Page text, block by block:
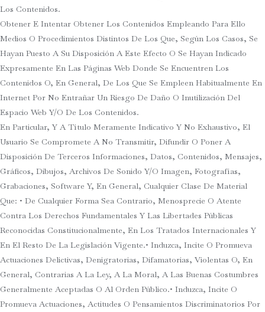
Los Contenidos.
Obtener E Intentar Obtener Los Contenidos Empleando Para Ello
Medios O Procedimientos Distintos De Los Que, Según Los Casos, Se
Hayan Puesto A Su Disposición A Este Efecto O Se Hayan Indicado
Expresamente En Las Páginas Web Donde Se Encuentren Los
Contenidos O, En General, De Los Que Se Empleen Habitualmente En
Internet Por No Entrañar Un Riesgo De Daño O Inutilización Del
Espacio Web Y/o De Los Contenidos.
En Particular, Y A Título Meramente Indicativo Y No Exhaustivo, El
Usuario Se Compromete A No Transmitir, Difundir O Poner A
Disposición De Terceros Informaciones, Datos, Contenidos, Mensajes,
Gráficos, Dibujos, Archivos De Sonido Y/o Imagen, Fotografías,
Grabaciones, Software Y, En General, Cualquier Clase De Material
Que: • De Cualquier Forma Sea Contrario, Menosprecie O Atente
Contra Los Derechos Fundamentales Y Las Libertades Públicas
Reconocidas Constitucionalmente, En Los Tratados Internacionales Y
En El Resto De La Legislación Vigente.• Induzca, Incite O Promueva
Actuaciones Delictivas, Denigratorias, Difamatorias, Violentas O, En
General, Contrarias A La Ley, A La Moral, A Las Buenas Costumbres
Generalmente Aceptadas O Al Orden Público.• Induzca, Incite O
Promueva Actuaciones, Actitudes O Pensamientos Discriminatorios Por